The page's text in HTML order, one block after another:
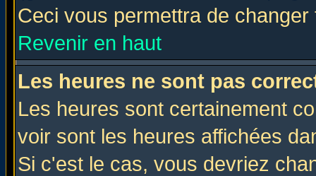
Ceci vous permettra de
Revenir en haut
Les heures ne sont pas
Les heures sont certainement
voir sont les heures affichées
Si c'est le cas, vous devriez